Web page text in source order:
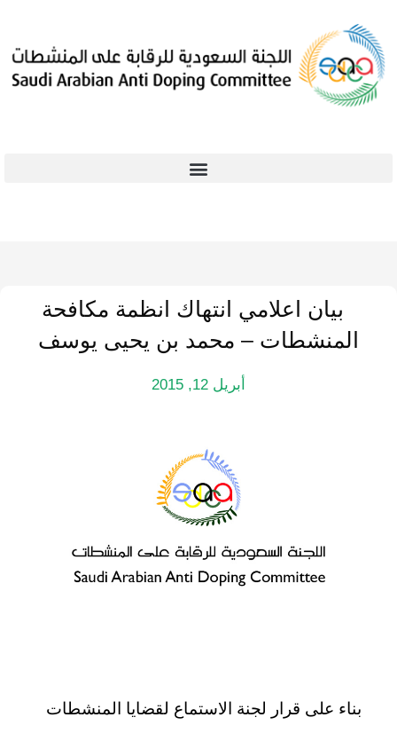
بيان اعلامي انتهاك انظمة مكافحة
المنشطات – محمد بن يحيى يوسف
أبريل 12, 2015
بناء على قرار لجنة الاستماع لقضايا المنشطات